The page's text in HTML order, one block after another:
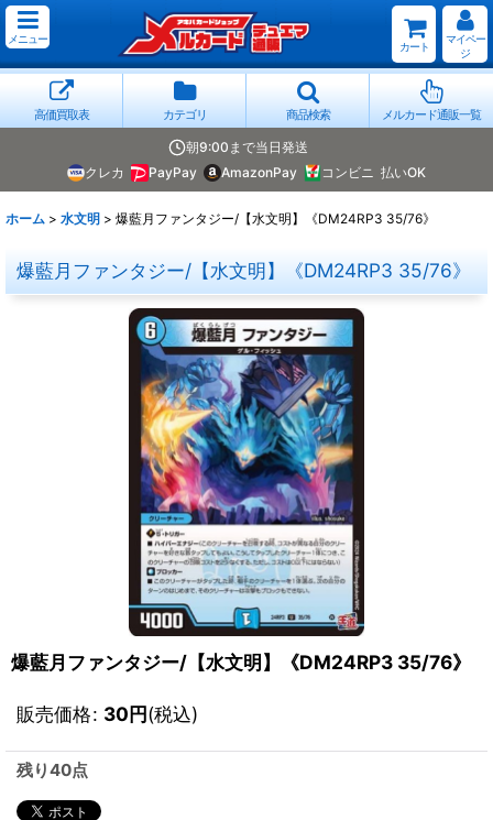
メニュー
カート
マイペー
ジ
高価買取表 カテゴリ 商品検索 メルカード通販一覧
朝9:00まで当日発送
クレカ
PayPay AmazonPay コンビニ 払いOK
ホーム > 水文明 > 爆藍月ファンタジー/【水文明】《DM24RP3 35/76》
爆藍月ファンタジー/【水文明】《DM24RP3 35/76》
爆藍月ファンタジー/【水文明】《DM24RP3 35/76》
販売価格: 30円(税込)
残り40点